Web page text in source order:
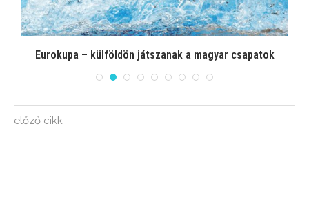
Eurokupa – külföldön játszanak a magyar csapatok
előző cikk